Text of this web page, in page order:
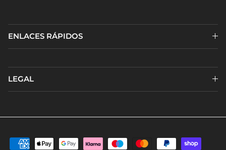
ENLACES RÁPIDOS
LEGAL